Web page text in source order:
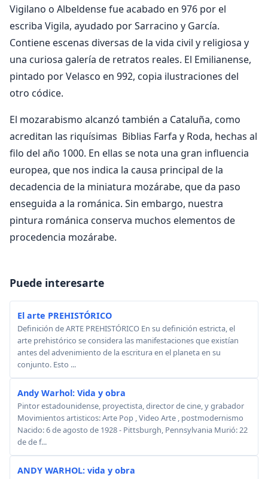
Vigilano o Albeldense fue acabado en 976 por el
escriba Vigila, ayudado por Sarracino y García.
Contiene escenas diversas de la vida civil y religiosa y
una curiosa galería de retratos reales. El Emilianense,
pintado por Velasco en 992, copia ilustraciones del
otro códice.
El mozarabismo alcanzó también a Cataluña, como
acreditan las riquísimas Biblias Farfa y Roda, hechas al
filo del año 1000. En ellas se nota una gran influencia
europea, que nos indica la causa principal de la
decadencia de la miniatura mozárabe, que da paso
enseguida a la románica. Sin embargo, nuestra
pintura románica conserva muchos elementos de
procedencia mozárabe.
Puede interesarte
El arte PREHISTÓRICO
Definición de ARTE PREHISTÓRICO En su definición estricta, el
arte prehistórico se considera las manifestaciones que existían
antes del advenimiento de la escritura en el planeta en su
conjunto. Esto ...
Andy Warhol: Vida y obra
Pintor estadounidense, proyectista, director de cine, y grabador
Movimientos artisticos: Arte Pop , Video Arte , postmodernismo
Nacido: 6 de agosto de 1928 - Pittsburgh, Pennsylvania Murió: 22
de de f...
ANDY WARHOL: vida y obra